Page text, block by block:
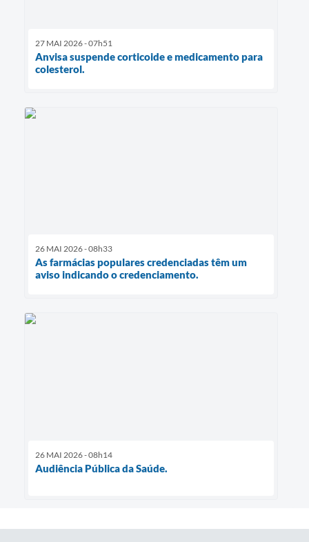
27 MAI 2026 - 07h51
Anvisa suspende corticoide e medicamento para
colesterol.
26 MAI 2026 - 08h33
As farmácias populares credenciadas têm um
aviso indicando o credenciamento.
26 MAI 2026 - 08h14
Audiência Pública da Saúde.